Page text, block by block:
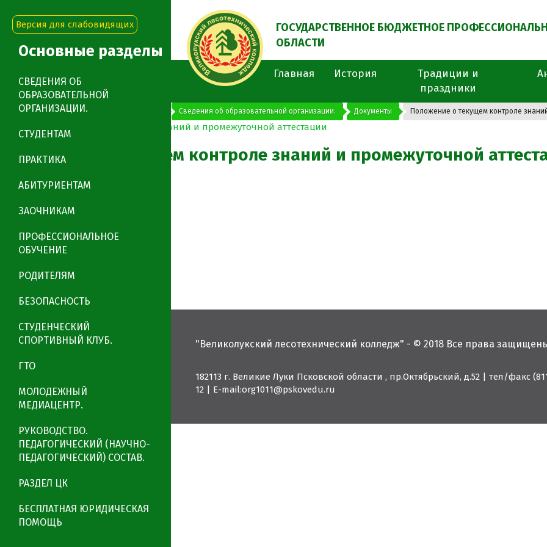
ГОСУДАРСТВЕННОЕ БЮДЖЕТНОЕ
ОБЛАСТИ
Главная История
Традиции и
праздники
Версия для слабовидящих
Основные разделы
СВЕДЕНИЯ ОБ
ОБРАЗОВАТЕЛЬНОЙ
ОРГАНИЗАЦИИ.
СТУДЕНТАМ
ПРАКТИКА
АБИТУРИЕНТАМ
ЗАОЧНИКАМ
ПРОФЕССИОНАЛЬНОЕ
ОБУЧЕНИЕ
РОДИТЕЛЯМ
БЕЗОПАСНОСТЬ
СТУДЕНЧЕСКИЙ
СПОРТИВНЫЙ КЛУБ.
ГТО
МОЛОДЕЖНЫЙ
МЕДИАЦЕНТР.
РУКОВОДСТВО.
ПЕДАГОГИЧЕСКИЙ (НАУЧНО-
ПЕДАГОГИЧЕСКИЙ) СОСТАВ.
РАЗДЕЛ ЦК
БЕСПЛАТНАЯ ЮРИДИЧЕСКАЯ
ПОМОЩЬ
"Великолукский лесотехнический колледж" Сведения об образовательной организации. Документы Положение о текущем контроле
Положение о текущем контроле знаний и промежуточной
"Великолукский лесотехнический колледж" - © 2018 Все права
182113 г. Великие Луки Псковской области , пр.Октябрьский, д.52 | тел/факс
12 | E-mail:org1011@pskovedu.ru